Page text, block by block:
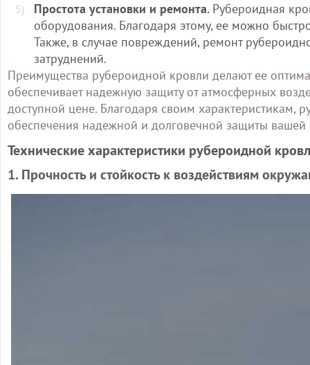
Простота установки и ремонта. Рубероидная
оборудования. Благодаря этому, ее можно
Также, в случае повреждений, ремонт
затруднений.
Преимущества рубероидной кровли делают ее
обеспечивает надежную защиту от атмосферных
доступной цене. Благодаря своим
обеспечения надежной и долговечной защиты
Технические характеристики рубероидной
1. Прочность и стойкость к воздействиям